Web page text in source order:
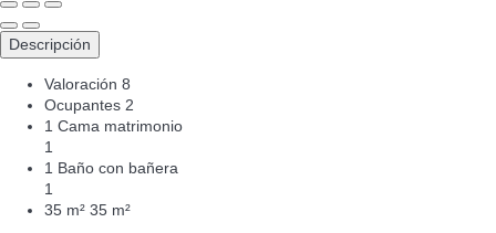
Descripción
Valoración 8
Ocupantes 2
1 Cama matrimonio
1
1 Baño con bañera
1
35 m² 35 m²